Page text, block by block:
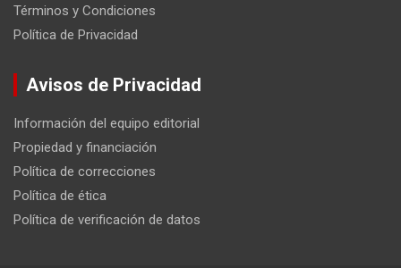
Términos y Condiciones
Política de Privacidad
Avisos de Privacidad
Información del equipo editorial
Propiedad y financiación
Política de correcciones
Política de ética
Política de verificación de datos